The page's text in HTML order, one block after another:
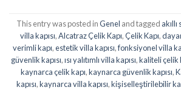
This entry was posted inGenel and tagged
villa kapısı,Alcatraz Çelik Kapı,Çelik Kapı,
verimli kapı,estetik villa kapısı,fonksiyonel villa
güvenlik kapısı,ısı yalıtımlı villa kapısı,kaliteli çelik
kaynarca çelik kapı,kaynarca güvenlik kapısı,
kapısı,kaynarca villa kapısı,kişiselleştirilebilir